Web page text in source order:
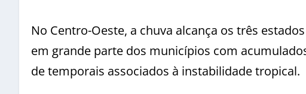
No Centro-Oeste, a chuva alcança os três
em grande parte dos municípios com
de temporais associados à instabilidade tropical.